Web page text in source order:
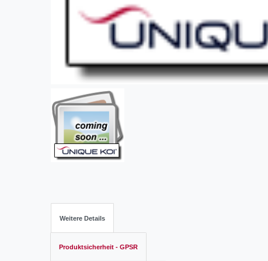
Weitere Details
Produktsicherheit - GPSR